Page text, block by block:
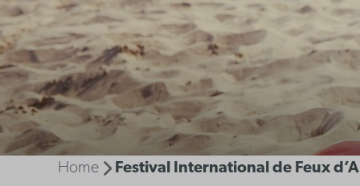
Home Festival International de Feux